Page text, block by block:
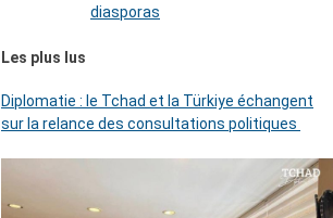
diasporas
Les plus lus
Diplomatie : le Tchad et la Türkiye échangent
sur la relance des consultations politiques